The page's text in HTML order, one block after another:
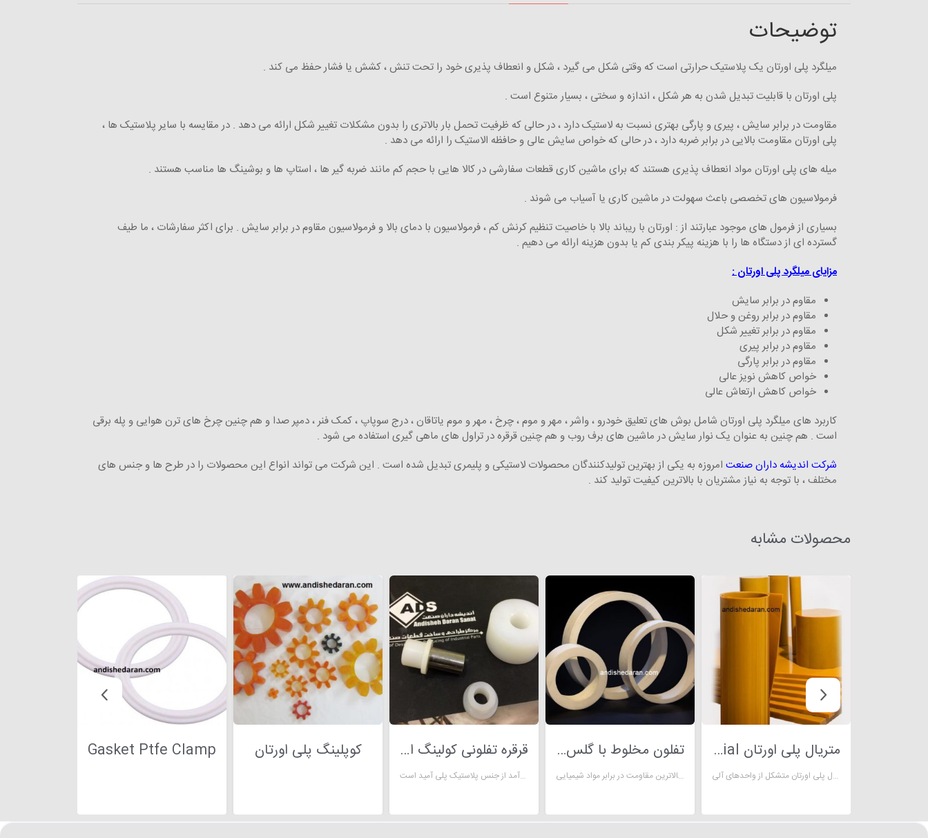
توضیحات
میلگرد پلی اورتان یک پلاستیک حرارتی است که وقتی شکل می گیرد ، شکل و انعطاف پذیری خود را تحت تنش ، کشش یا فشار حفظ می کند .
پلی اورتان با قابلیت تبدیل شدن به هر شکل ، اندازه و سختی ، بسیار متنوع است .
مقاومت در برابر سایش ، پیری و پارگی بهتری نسبت به لاستیک دارد ، در حالی که ظرفیت تحمل بار بالاتری را بدون مشکلات تغییر شکل ارائه می دهد . در مقایسه با سایر پلاستیک ها ،
پلی اورتان مقاومت بالایی در برابر ضربه دارد ، در حالی که خواص سایش عالی و حافظه الاستیک را ارائه می دهد .
میله های پلی اورتان مواد انعطاف پذیری هستند که برای ماشین کاری قطعات سفارشی در کالا هایی با حجم کم مانند ضربه گیر ها ، استاپ ها و بوشینگ ها مناسب هستند .
فرمولاسیون های تخصصی باعث سهولت در ماشین کاری یا آسیاب می شوند .
بسیاری از فرمول‌ های موجود عبارتند از : اورتان با ریباند بالا با خاصیت تنظیم کرنش کم ، فرمولاسیون با دمای بالا و فرمولاسیون مقاوم در برابر سایش . برای اکثر سفارشات ، ما طیف
گسترده ای از دستگاه ها را با هزینه پیکر بندی کم یا بدون هزینه ارائه می دهیم .
مزایای میلگرد پلی اورتان :
مقاوم در برابر سایش
مقاوم در برابر روغن و حلال
مقاوم در برابر تغییر شکل
مقاوم در برابر پیری
مقاوم در برابر پارگی
خواص کاهش نویز عالی
خواص کاهش ارتعاش عالی
کاربرد های میلگرد پلی اورتان شامل بوش های تعلیق خودرو ، واشر ، مهر و موم ، چرخ ، مهر و موم یاتاقان ، درج سوپاپ ، کمک فنر ، دمپر صدا و هم چنین چرخ های ترن هوایی و پله برقی
است . هم چنین به عنوان یک نوار سایش در ماشین های برف روب و هم چنین قرقره در تراول های ماهی گیری استفاده می شود .
شرکت اندیشه داران صنعت امروزه به یکی از بهترین تولیدکنندگان محصولات لاستیکی و پلیمری تبدیل شده است . این شرکت می‌ تواند انواع این محصولات را در طرح‌ ها و جنس ‌های
مختلف ، با توجه به نیاز مشتریان با بالاترین کیفیت تولید کند .
محصولات مشابه
متریال پلی اورتان Polyurethane material
متریال پلی اورتان متشکل از واحدهای آلی
تفلون مخلوط با گلس teflon glass mixture
تفلون مخلوط با گلس دارای بالاترین مقاومت در برابر مواد شیمیایی
قرقره تفلونی کولینگ اکسترودر
قرقره تفلونی کولینگ اکسترودر ، محصولی بسیار کارآمد از جنس پلاستیک پلی آمید است.
کوپلینگ پلی اورتان Gasket Ptfe Clamp